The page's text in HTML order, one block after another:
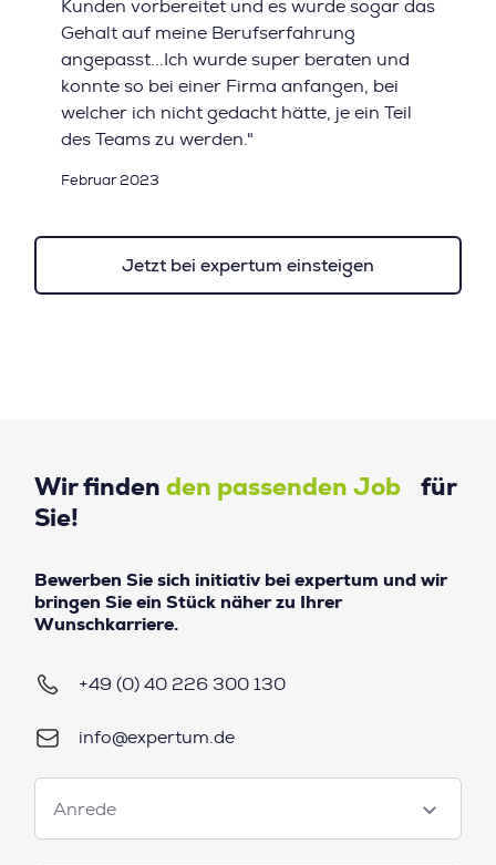
Kunden vorbereitet und es wurde sogar das
Gehalt auf meine Berufserfahrung
angepasst...Ich wurde super beraten und
konnte so bei einer Firma anfangen, bei
welcher ich nicht gedacht hätte, je ein Teil
des Teams zu werden."
Februar 2023
Jetzt bei expertum einsteigen
Wir finden den passenden Job für
Sie!
Bewerben Sie sich initiativ bei expertum und wir
bringen Sie ein Stück näher zu Ihrer
Wunschkarriere.
+49 (0) 40 226 300 130
info@expertum.de
Anrede
Anrede